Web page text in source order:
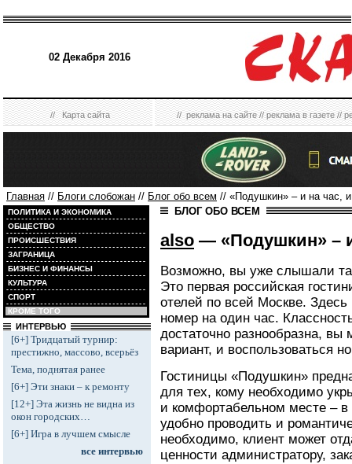
02 Декабря 2016
//Карта сайта //реклама на сайте//реклама в газете//
Главная // Блоги слобожан // Блог обо всем // «Подушкин» – и на час,
ПОЛИТИКА И ЭКОНОМИКА
ОБЩЕСТВО
ПРОИСШЕСТВИЯ
ЗАГРАНИЦА
БИЗНЕС И ФИНАНСЫ
КУЛЬТУРА
СПОРТ
КРОМЕ ТОГО
ИНТЕРВЬЮ
[6+] Тридцатый турнир:
престижно, массово, всерьёз
Тема, поднятая ранее
[6+] Эти знаки – к ремонту
[12+] Эта жизнь не видна из
окон городских…
[6+] Игра в лучшем смысле
все интервью
БЛОГ ОБО ВСЕМ
also — «Подушкин» –
Возможно, вы уже слышали
Это первая российская
отелей по всей Москве.
номер на один час.
достаточно разнообразна,
вариант, и воспользоваться
Гостиницы «Подушкин»
для тех, кому необходимо
и комфортабельном месте – в
удобно проводить и
необходимо, клиент может
ценности администратору,